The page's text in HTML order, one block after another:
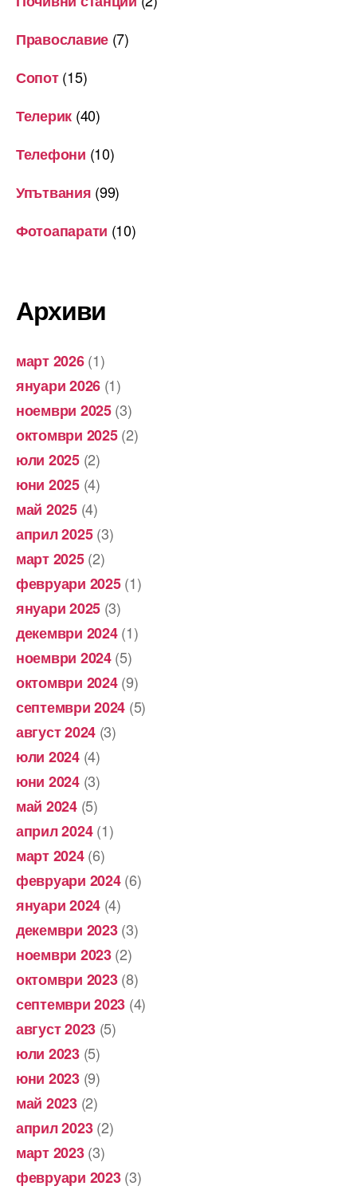
Православие (7)
Сопот(15)
Телерик (40)
Телефони (10)
Упътвания (99)
Фотоапарати (10)
Архиви
март 2026(1)
януари 2026 (1)
ноември 2025(3)
октомври 2025(2)
юли 2025(2)
юни 2025(4)
май 2025(4)
април 2025(3)
март 2025(2)
февруари 2025(1)
януари 2025 (3)
декември 2024(1)
ноември 2024(5)
октомври 2024(9)
септември 2024 (5)
август 2024 (3)
юли 2024(4)
юни 2024(3)
май 2024(5)
април 2024(1)
март 2024(6)
февруари 2024(6)
януари 2024 (4)
декември 2023(3)
ноември 2023(2)
октомври 2023(8)
септември 2023 (4)
август 2023 (5)
юли 2023(5)
юни 2023(9)
май 2023(2)
април 2023(2)
март 2023(3)
февруари 2023(3)